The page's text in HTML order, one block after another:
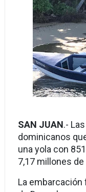
SAN JUAN.-
dominicanos
una yola con
7,17 millones de
La embarcación